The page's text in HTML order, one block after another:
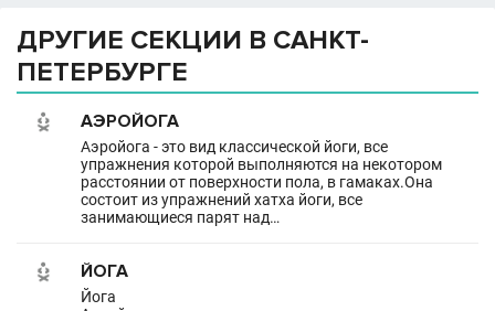
ДРУГИЕ СЕКЦИИ В САНКТ-
ПЕТЕРБУРГЕ
АЭРОЙОГА
Аэройога - это вид классической йоги, все
упражнения которой выполняются на некотором
расстоянии от поверхности пола, в гамаках.Она
состоит из упражнений хатха йоги, все
занимающиеся парят над…
ЙОГА
Йога